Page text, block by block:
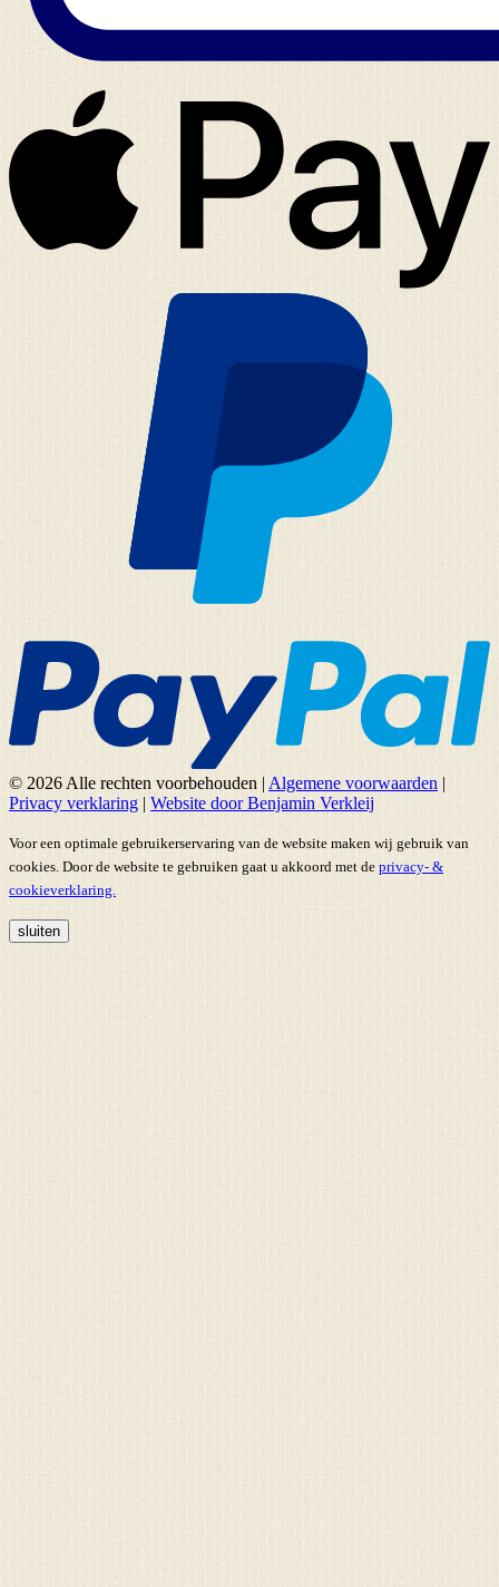
© 2026 Alle rechten voorbehouden | Algemene voorwaarden |
Privacy verklaring | Website door Benjamin Verkleij
Voor een optimale gebruikerservaring van de website maken wij gebruik van
cookies. Door de website te gebruiken gaat u akkoord met de privacy- &
cookieverklaring.
sluiten